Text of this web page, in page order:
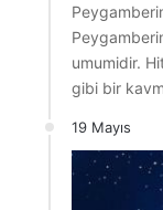
umumidir.
gibi bir
19 Mayıs